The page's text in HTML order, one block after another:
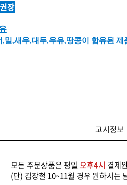
장
,밀,새우,대두,우유,땅콩이 함유된 제
고시정보
모든 주문상품은 평일 오후4시 결제
(단) 김장철 10~11월 경우 원하시는